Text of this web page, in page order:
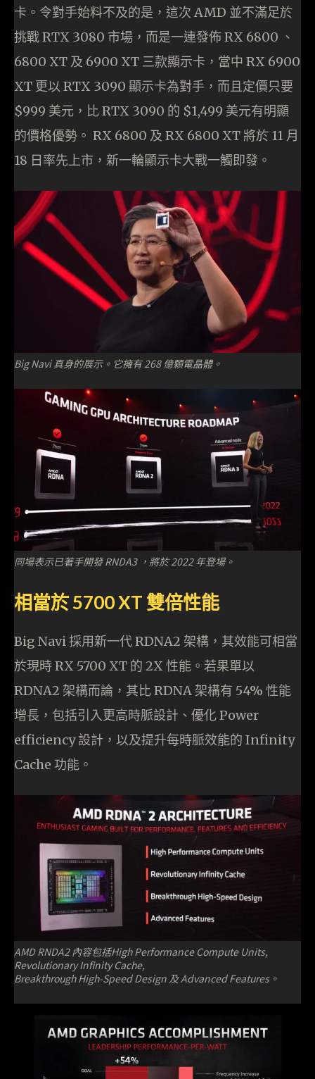
卡。令對手始料不及的是，這次 AMD 並不滿足於
挑戰 RTX 3080 市場，而是一連發佈 RX 6800 、
6800 XT 及 6900 XT 三款顯示卡，當中 RX 6900
XT 更以 RTX 3090 顯示卡為對手，而且定價只要
$999 美元，比 RTX 3090 的 $1,499 美元有明顯
的價格優勢。 RX 6800 及 RX 6800 XT 將於 11 月
18 日率先上市，新一輪顯示卡大戰一觸即發。
Big Navi 真身的展示。它擁有 268 億顆電晶體。
同場表示已著手開發 RNDA3 ，將於 2022 年登場。
相當於 5700 XT 雙倍性能
Big Navi 採用新一代 RDNA2 架構，其效能可相當
於現時 RX 5700 XT 的 2X 性能。若果單以
RDNA2 架構而論，其比 RDNA 架構有 54% 性能
增長，包括引入更高時脈設計、優化 Power
efficiency 設計，以及提升每時脈效能的 Infinity
Cache 功能。
AMD RNDA2 內容包括High Performance Compute Units,
Revolutionary Infinity Cache,
Breakthrough High-Speed Design 及 Advanced Features。